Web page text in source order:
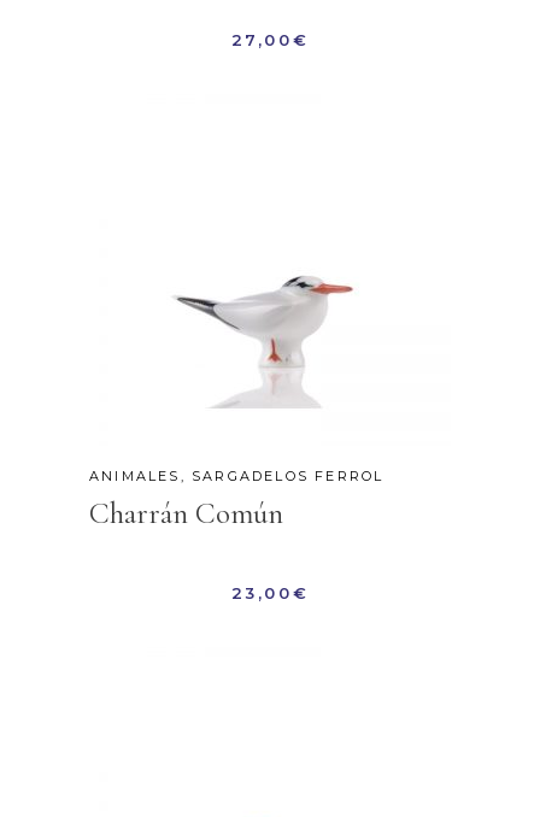
27,00€
ANIMALES , SARGADELOS FERROL
Charrán Común
23,00€